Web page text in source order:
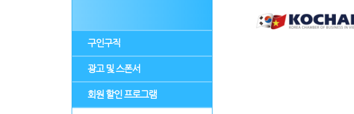
구인구직
광고 및 스폰서
회원 할인 프로그램